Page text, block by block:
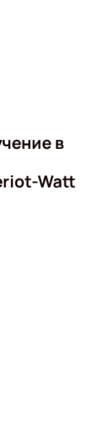
в
Watt